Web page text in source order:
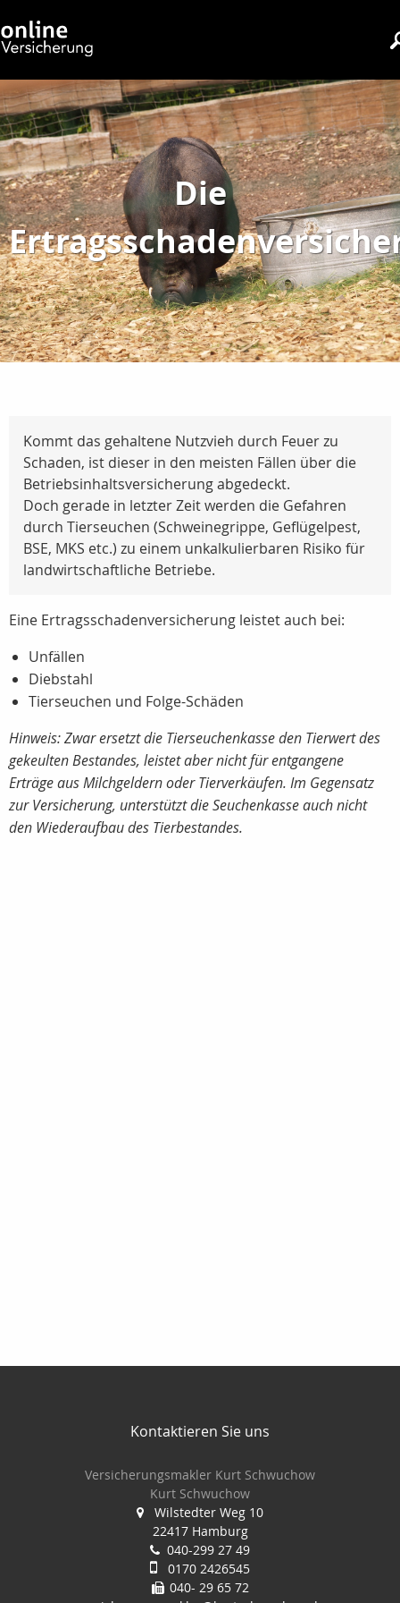
Die
Kommt das gehaltene Nutzvieh durch Feuer zu
Schaden, ist dieser in den meisten Fällen über die
Betriebsinhaltsversicherung abgedeckt.
Doch gerade in letzter Zeit werden die Gefahren
durch Tierseuchen (Schweinegrippe, Geflügelpest,
BSE, MKS etc.) zu einem unkalkulierbaren Risiko für
landwirtschaftliche Betriebe.
Eine Ertragsschadenversicherung leistet auch bei:
Unfällen
Diebstahl
Tierseuchen und Folge-Schäden
Hinweis: Zwar ersetzt die Tierseuchenkasse den Tierwert des
gekeulten Bestandes, leistet aber nicht für entgangene
Erträge aus Milchgeldern oder Tierverkäufen. Im Gegensatz
zur Versicherung, unterstützt die Seuchenkasse auch nicht
den Wiederaufbau des Tierbestandes.
Kontaktieren Sie uns
Versicherungsmakler Kurt Schwuchow
Kurt Schwuchow
Wilstedter Weg 10
22417 Hamburg
040-299 27 49
0170 2426545
040- 29 65 72